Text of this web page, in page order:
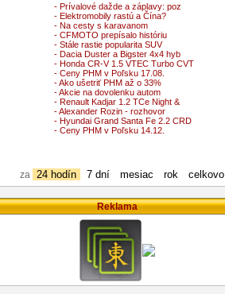
- Prívalové dažde a záplavy: poz
- Elektromobily rastú a Čína?
- Na cesty s karavanom
- CFMOTO prepísalo históriu
- Stále rastie popularita SUV
- Dacia Duster a Bigster 4x4 hyb
- Honda CR-V 1.5 VTEC Turbo CVT
- Ceny PHM v Poľsku 17.08.
- Ako ušetriť PHM až o 33%
- Akcie na dovolenku autom
- Renault Kadjar 1.2 TCe Night &
- Alexander Rozin - rozhovor
- Hyundai Grand Santa Fe 2.2 CRD
- Ceny PHM v Poľsku 14.12.
za 24 hodín 7 dní mesiac rok celkovo
Reklama